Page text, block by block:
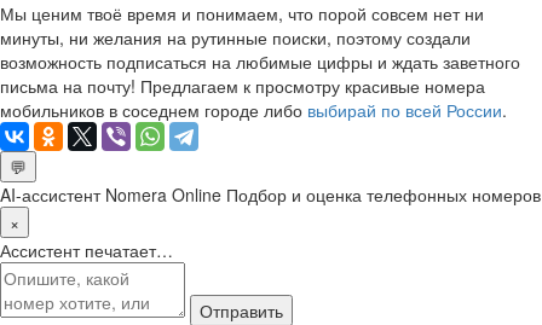
Мы ценим твоё время и понимаем, что порой совсем нет ни
минуты, ни желания на рутинные поиски, поэтому создали
возможность подписаться на любимые цифры и ждать заветного
письма на почту! Предлагаем к просмотру красивые номера
мобильников в соседнем городе либо выбирай по всей России.
💬
AI-ассистент Nomera Online Подбор и оценка телефонных номеров
×
Ассистент печатает…
Отправить